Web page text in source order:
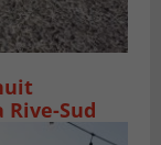
Sud